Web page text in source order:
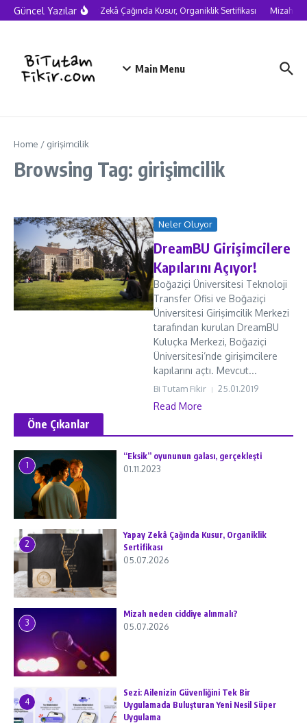
Skip to content
Güncel YazılarYapay Zekâ Çağında Kusur, Organiklik Sertifikası Mizah
Main Menu
Home / girişimcilik
Browsing Tag: girişimcilik
Neler Oluyor
DreamBU Girişimcilere
Kapılarını Açıyor!
Boğaziçi Üniversitesi Teknoloji
Transfer Ofisi ve Boğaziçi
Üniversitesi Girişimcilik Merkezi
tarafından kurulan DreamBU
Kuluçka Merkezi, Boğaziçi
Üniversitesi’nde girişimcilere
kapılarını açtı. Mevcut...
Bi Tutam Fikir 25.01.2019
Read More
Öne Çıkanlar
1
“Eksik” oyununun galası, gerçekleşti
01.11.2023
2
Yapay Zekâ Çağında Kusur, Organiklik
Sertifikası
05.07.2026
3
Mizah neden ciddiye alınmalı?
05.07.2026
4
Sezi: Ailenizin Güvenliğini Tek Bir
Uygulamada Buluşturan Yeni Nesil Süper
Uygulama